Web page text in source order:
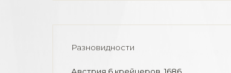
Разновидности